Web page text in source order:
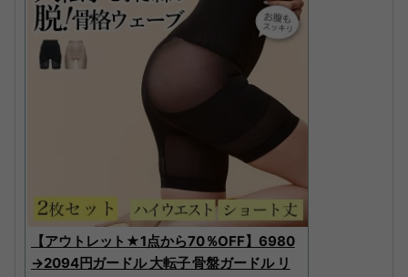
【アウトレット★1点から70％OFF】6980
→2094円ガードル 大転子 骨盤ガードル リ